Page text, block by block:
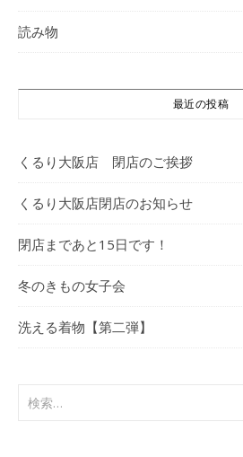
読み物
最近の投稿
くるり大阪店 閉店のご挨拶
くるり大阪店閉店のお知らせ
閉店まであと15日です！
冬のきもの女子会
洗える着物【第二弾】